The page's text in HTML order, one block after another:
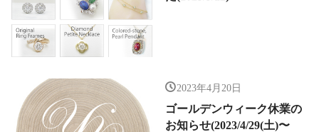
2023年4月20日
ゴールデンウィーク休業の
お知らせ(2023/4/29(土)〜